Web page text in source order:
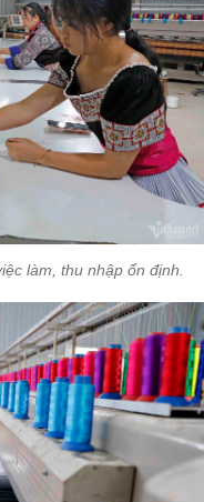
làm, thu nhập ổn định.